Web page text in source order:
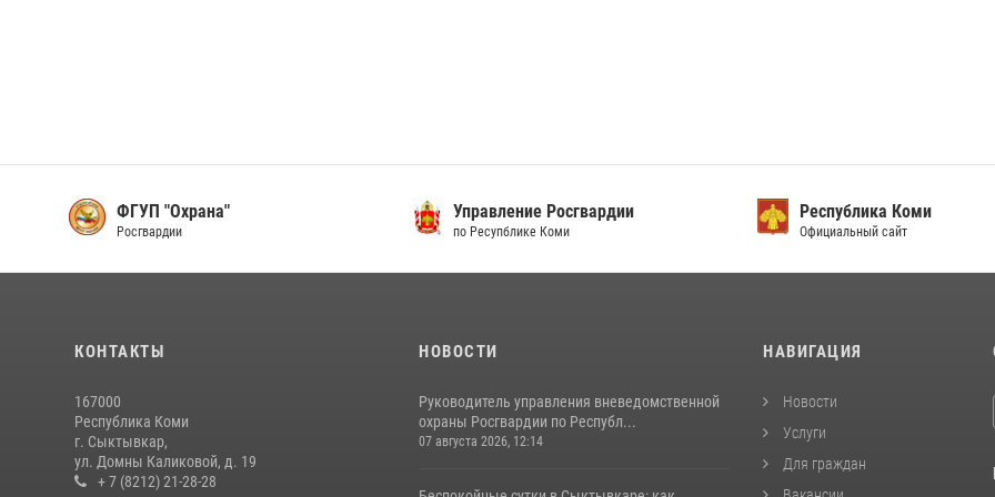
ФГУП "Охрана"
Росгвардии
Управление Росгвардии
по Ресупблике Коми
Республика Коми
Официальный сайт
КОНТАКТЫ
167000
Республика Коми
г. Сыктывкар,
ул. Домны Каликовой, д. 19
+ 7 (8212) 21-28-28
НОВОСТИ
Руководитель управления вневедомственной
охраны Росгвардии по Республ...
07 августа 2026, 12:14
НАВИГАЦИЯ
Новости
Услуги
Для граждан